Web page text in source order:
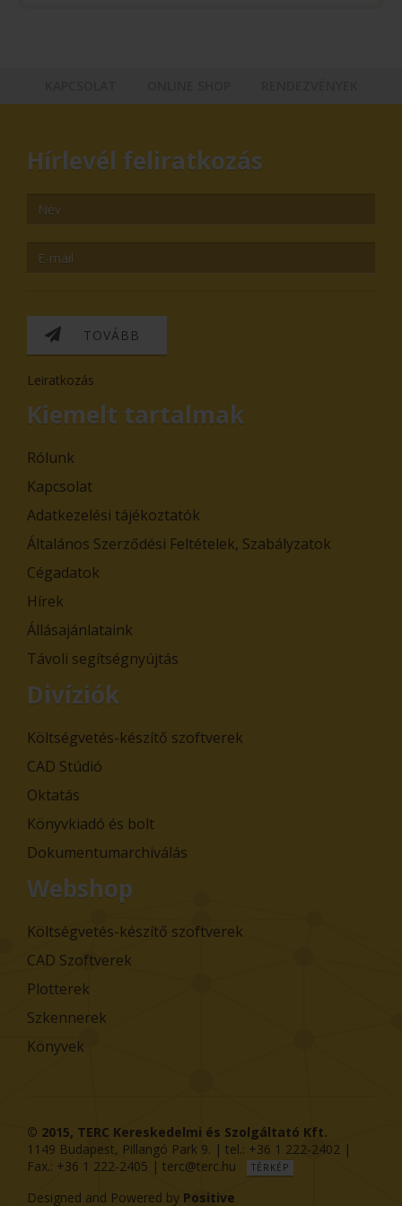
Hírlevél feliratkozás
TOVÁBB
Leiratkozás
Kiemelt tartalmak
Rólunk
Kapcsolat
Adatkezelési tájékoztatók
Általános Szerződési Feltételek, Szabályzatok
Cégadatok
Hírek
Állásajánlataink
Távoli segítségnyújtás
Divíziók
Költségvetés-készítő szoftverek
CAD Stúdió
Oktatás
Könyvkiadó és bolt
Dokumentumarchiválás
Webshop
Költségvetés-készítő szoftverek
CAD Szoftverek
Plotterek
Szkennerek
Könyvek
© 2015, TERC Kereskedelmi és Szolgáltató Kft.
1149 Budapest, Pillangó Park 9. | tel.: +36 1 222-2402 |
Fax.: +36 1 222-2405 | terc@terc.hu TÉRKÉP
Designed and Powered by Positive